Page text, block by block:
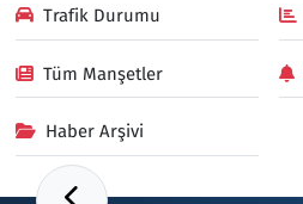
Trafik Durumu
Tüm Manşetler
Haber Arşivi